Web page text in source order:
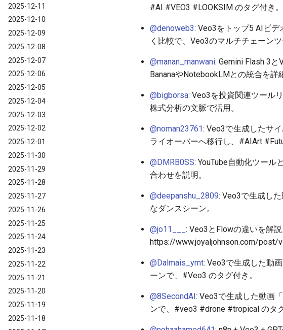
2025-12-11
2025-12-10
2025-12-09
2025-12-08
2025-12-07
2025-12-06
2025-12-05
2025-12-04
2025-12-03
2025-12-02
2025-12-01
2025-11-30
2025-11-29
2025-11-28
2025-11-27
2025-11-26
2025-11-25
2025-11-24
2025-11-23
2025-11-22
2025-11-21
2025-11-20
2025-11-19
2025-11-18
#AI #VEO3 #LOOKSIM のタグ付き。
@denoweb3: Veo3をトップ5 AIビデ
く比較で、Veo3のマルチチェーン
@manan_manwani: Gemini Flash 3
BananaやNotebookLMとの統合を詳
@bigborsa: Veo3を投資関連ツール
株式分析の文脈で活用。
@noman23761: Veo3で生成したサ
ライオーバーへ移行し、#AIArt
@DMRB0SS: YouTube自動化ツール
合わせを説明。
@deepanshu_2809: Veo3で生成し
なダンスシーン。
@jo11___ : Veo3とFlowの違いを解
https://www.joyaljohnson.com/post/
@Dalmais_ymt: Veo3で生成した動
ーンで、#Veo3 のタグ付き。
@8SecondAI: Veo3で生成した動画
ンで、#veo3 #drone #tropical のタ